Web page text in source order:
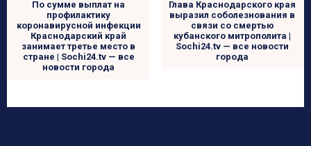
По сумме выплат на
профилактику
коронавирусной инфекции
Краснодарский край
занимает третье место в
стране | Sochi24.tv — все
новости города
Глава Краснодарского края
выразил соболезнования в
связи со смертью
кубанского митрополита |
Sochi24.tv — все новости
города